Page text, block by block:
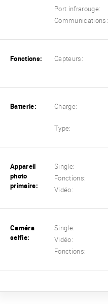
Port infrarouge:
Communications:
Fonctions: Capteurs:
Batterie: Charge:
Type:
Appareil
photo
primaire:
Single:
Fonctions:
Vidéo:
Caméra
selfie:
Single:
Vidéo:
Fonctions: